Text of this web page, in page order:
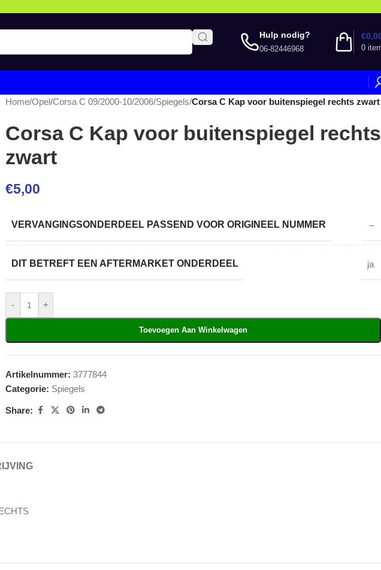
Hulp nodig?
06-82446968 0
€
Home/Opel/Corsa C 09/2000-10/2006/Spiegels/Corsa C Kap voor buitenspiegel rechts zwart
Corsa C Kap voor buitenspiegel rechts
zwart
€5,00
VERVANGINGSONDERDEEL PASSEND VOOR ORIGINEEL NUMMER –
DIT BETREFT EEN AFTERMARKET ONDERDEEL ja
- +
Toevoegen Aan Winkelwagen
Artikelnummer: 3777844
Categorie: Spiegels
Share: